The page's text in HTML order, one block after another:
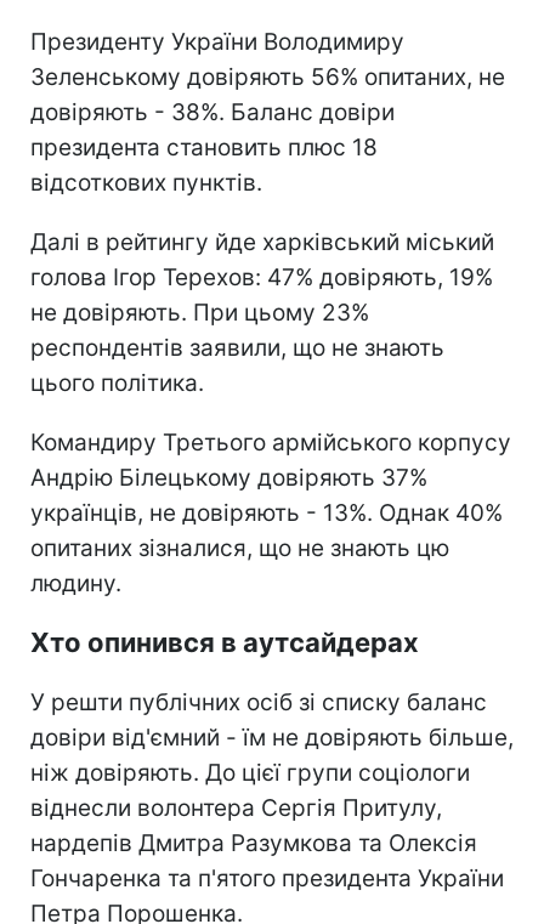
Президенту України Володимиру
Зеленському довіряють 56% опитаних, не
довіряють - 38%. Баланс довіри
президента становить плюс 18
відсоткових пунктів.
Далі в рейтингу йде харківський міський
голова Ігор Терехов: 47% довіряють, 19%
не довіряють. При цьому 23%
респондентів заявили, що не знають
цього політика.
Командиру Третього армійського корпусу
Андрію Білецькому довіряють 37%
українців, не довіряють - 13%. Однак 40%
опитаних зізналися, що не знають цю
людину.
Хто опинився в аутсайдерах
У решти публічних осіб зі списку баланс
довіри від'ємний - їм не довіряють більше,
ніж довіряють. До цієї групи соціологи
віднесли волонтера Сергія Притулу,
нардепів Дмитра Разумкова та Олексія
Гончаренка та п'ятого президента України
Петра Порошенка.